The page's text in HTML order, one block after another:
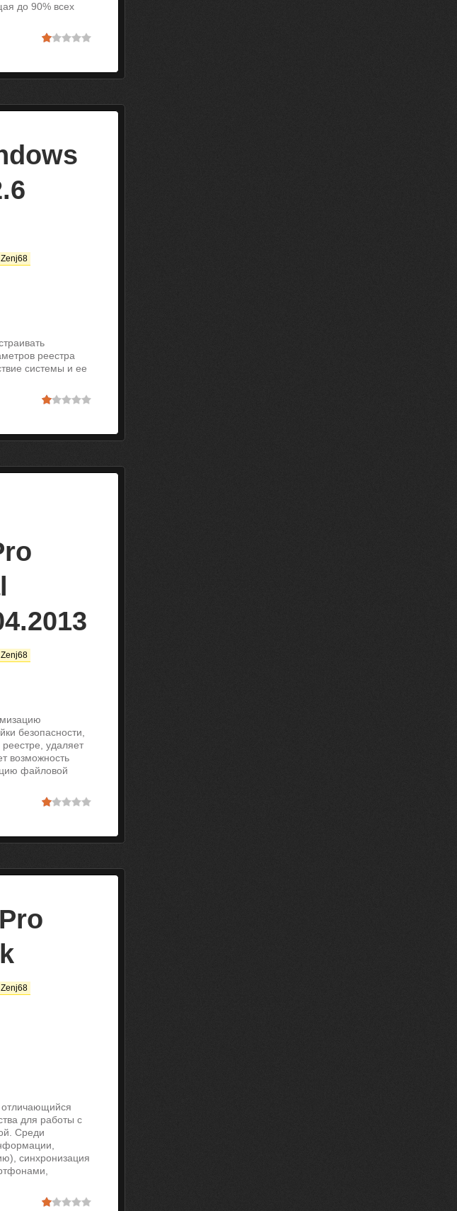
до 90% всех
Zenj68
реестра
системы и ее
Zenj68
безопасности,
удаляет
возможность
файловой
Zenj68
для работы с
Среди
синхронизация